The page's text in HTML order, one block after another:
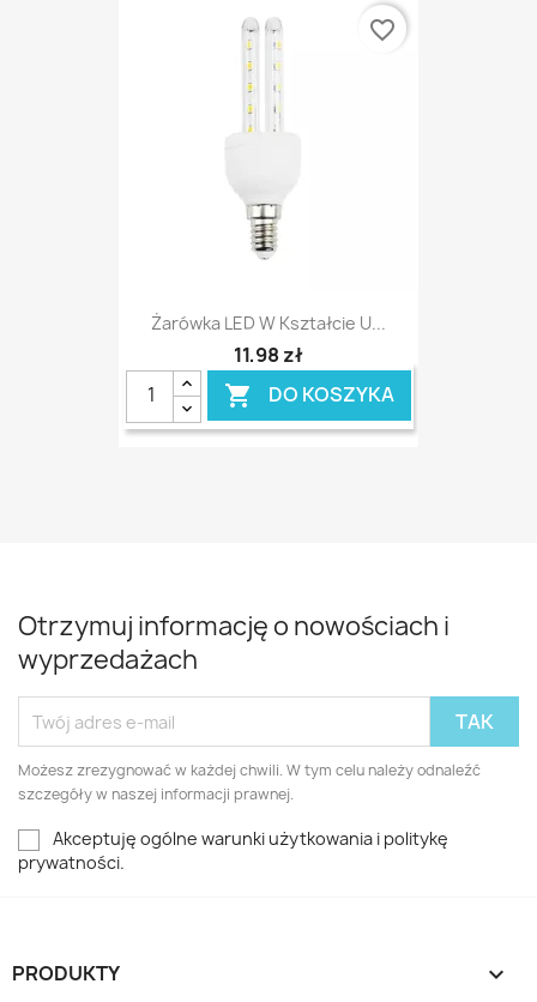
Żarówka LED W Kształcie U...
11,98 zł
 DO KOSZYKA
favorite_border
Otrzymuj informację o nowościach i
wyprzedażach
Możesz zrezygnować w każdej chwili. W tym celu należy odnaleźć
szczegóły w naszej informacji prawnej.
Akceptuję ogólne warunki użytkowania i politykę
prywatności.
PRODUKTY 